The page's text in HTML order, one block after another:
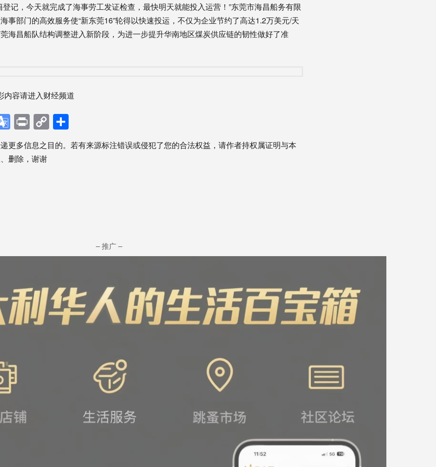
，今天就完成了海事劳工发证检查，最快明天就能投入运营！”东莞市海昌船务有限
事部门的高效服务使“新东莞16”轮得以快速投运，不仅为企业节约了高达1.2万美元/天
海昌船队结构调整进入新阶段，为进一步提升华南地区煤炭供应链的韧性做好了准
内容请进入财经频道
Google
Translate
PrintCopy
Link享
更多信息之目的。若有来源标注错误或侵犯了您的合法权益，请作者持权属证明与本
删除，谢谢
– 推广 –